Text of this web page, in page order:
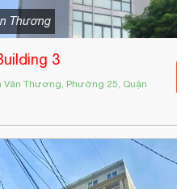
Thương
3
Văn Thương, Phường 25, Quận